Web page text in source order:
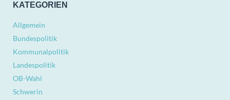
KATEGORIEN
Allgemein
Bundespolitik
Kommunalpolitik
Landespolitik
OB-Wahl
Schwerin